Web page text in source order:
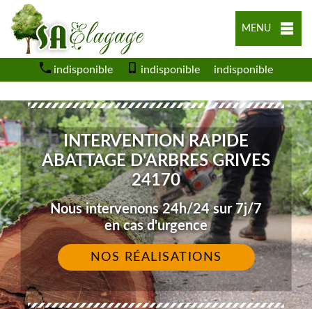
MENU
indisponible indisponible indisponible
INTERVENTION RAPIDE
ABATTAGE D'ARBRES GRIVES
24170
Nous intervenons 24h/24 sur 7j/7
en cas d'urgence
NOS RÉALISATIONS